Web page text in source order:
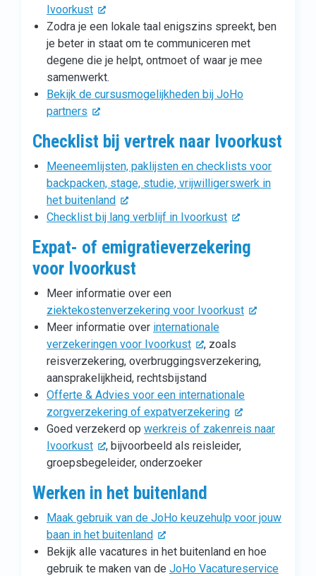
Ivoorkust
Zodra je een lokale taal enigszins spreekt, ben
je beter in staat om te communiceren met
degene die je helpt, ontmoet of waar je mee
samenwerkt.
Bekijk de cursusmogelijkheden bij JoHo
partners
Checklist bij vertrek naar Ivoorkust
Meeneemlijsten, paklijsten en checklists voor
backpacken, stage, studie, vrijwilligerswerk in
het buitenland
Checklist bij lang verblijf in Ivoorkust
Expat- of emigratieverzekering
voor Ivoorkust
Meer informatie over een
ziektekostenverzekering voor Ivoorkust
Meer informatie over internationale
verzekeringen voor Ivoorkust
, zoals
reisverzekering, overbruggingsverzekering,
aansprakelijkheid, rechtsbijstand
Offerte & Advies voor een internationale
zorgverzekering of expatverzekering
Goed verzekerd op werkreis of zakenreis naar
Ivoorkust
, bijvoorbeeld als reisleider,
groepsbegeleider, onderzoeker
Werken in het buitenland
Maak gebruik van de JoHo keuzehulp voor jouw
baan in het buitenland
Bekijk alle vacatures in het buitenland en hoe
gebruik te maken van de JoHo Vacatureservice